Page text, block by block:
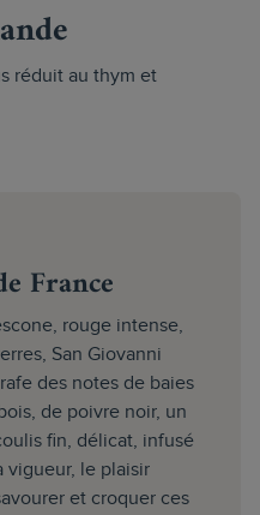
réduit au thym et
France
rouge intense,
San Giovanni
des notes de baies
de poivre noir, un
fin, délicat, infusé
vigueur, le plaisir
et croquer ces